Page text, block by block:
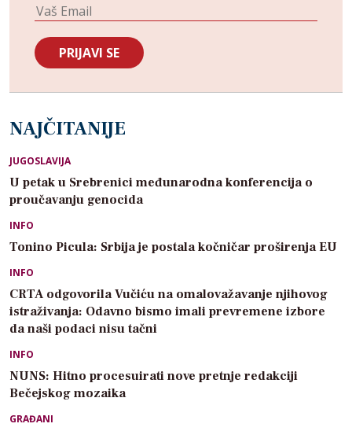
NAJČITANIJE
JUGOSLAVIJA
U petak u Srebrenici međunarodna konferencija o
proučavanju genocida
INFO
Tonino Picula: Srbija je postala kočničar proširenja EU
INFO
CRTA odgovorila Vučiću na omalovažavanje njihovog
istraživanja: Odavno bismo imali prevremene izbore
da naši podaci nisu tačni
INFO
NUNS: Hitno procesuirati nove pretnje redakciji
Bečejskog mozaika
GRAĐANI